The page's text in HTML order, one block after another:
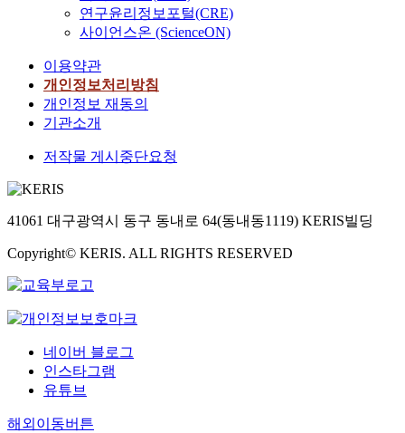
연구윤리정보포털(CRE)
사이언스온 (ScienceON)
이용약관
개인정보처리방침
개인정보 재동의
기관소개
저작물 게시중단요청
41061 대구광역시 동구 동내로 64(동내동1119) KERIS빌딩
Copyright© KERIS. ALL RIGHTS RESERVED
네이버 블로그
인스타그램
유튜브
해외이동버튼